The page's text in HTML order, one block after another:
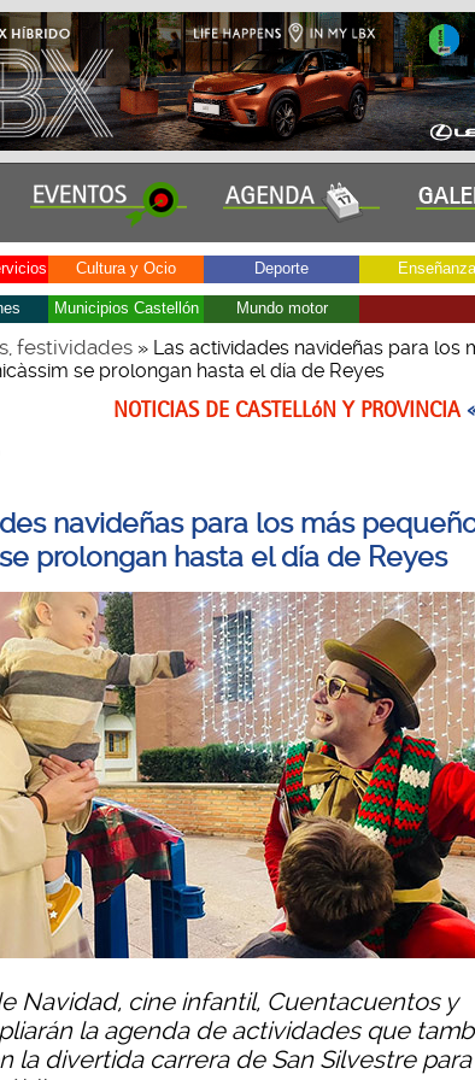
Cultura y Ocio Deporte Enseñanza
Municipios Castellón Mundo motor
festividades» Las actividades navideñas para los
se prolongan hasta el día de Reyes
NOTICIAS DE CASTELLóN Y PROVINCIA
navideñas para los más
prolongan hasta el día de Reyes
Navidad, cine infantil, Cuentacuentos y
la agenda de actividades que
la divertida carrera de San Silvestre para